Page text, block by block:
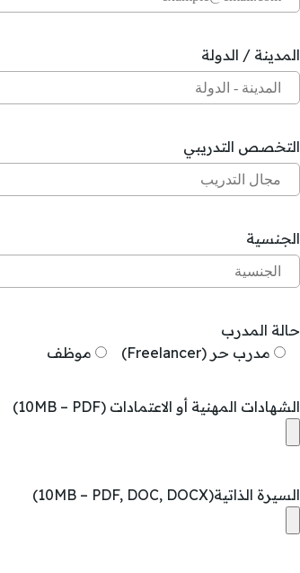
المدينة / الدولة
التخصص التدريبي
الجنسية
حالة المدرب
مدرب حر (Freelancer)
موظف
الشهادات المهنية أو الاعتمادات (10MB – PDF)
السيرة الذاتية(10MB – PDF, DOC, DOCX)